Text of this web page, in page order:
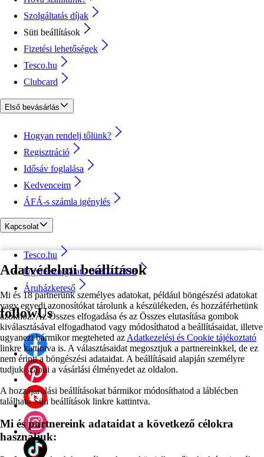
Adatvédelmi beállítások
Mi és 18 partnerünk személyes adatokat, például böngészési adatokat
vagy egyedi azonosítókat tárolunk a készülékeden, és hozzáférhetünk
azokhoz. Az Összes elfogadása és az Összes elutasítása gombok
kiválasztásával elfogadhatod vagy módosíthatod a beállításaidat, illetve
ugyanezt bármikor megteheted az Adatkezelési és Cookie tájékoztató
linkre kattintva is. A választásaidat megosztjuk a partnereinkkel, de ez
nem érinti a böngészési adataidat. A beállításaid alapján személyre
tudjuk szabni a vásárlási élményedet az oldalon.
A hozzájárulási beállításokat bármikor módosíthatod a láblécben
található Süti beállítások linkre kattintva.
Mi és partnereink adataidat a következő célokra
használjuk:
Szolgáltatás díjak
Süti beállítások
Fizetési lehetőségek
Tesco.hu
Clubcard
Első bevásárlás
Hogyan rendelj tőlünk?
Regisztráció
Idősáv foglalása
Kedvenceim
ÁFÁ-s számla igénylés
Kapcsolat
Tesco.hu
Ügyfélszolgálat - 0680222333
Áruházkereső
followUs